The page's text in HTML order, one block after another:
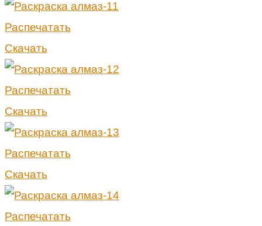
Распечатать
Скачать
Распечатать
Скачать
Распечатать
Скачать
Распечатать